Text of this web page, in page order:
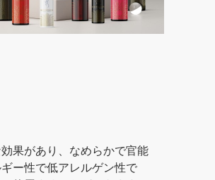
果があり、なめらかで官能
ー性で低アレルゲン性で